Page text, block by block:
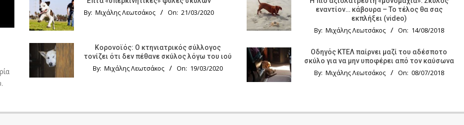
By: Μιχάλης Λεωτσάκος On: 21/03/2020
Κορονοϊός: Ο κτηνιατρικός σύλλογος
τονίζει ότι δεν πέθανε σκύλος λόγω του ιού
By: Μιχάλης Λεωτσάκος On: 19/03/2020
εναντίον… κάβουρα – Το τέλος θα σας
εκπλήξει (video)
By: Μιχάλης Λεωτσάκος On: 14/08/2018
Οδηγός KTΕΛ παίρνει μαζί του αδέσποτο
σκύλο για να μην υποφέρει από τον καύσωνα
By: Μιχάλης Λεωτσάκος On: 08/07/2018